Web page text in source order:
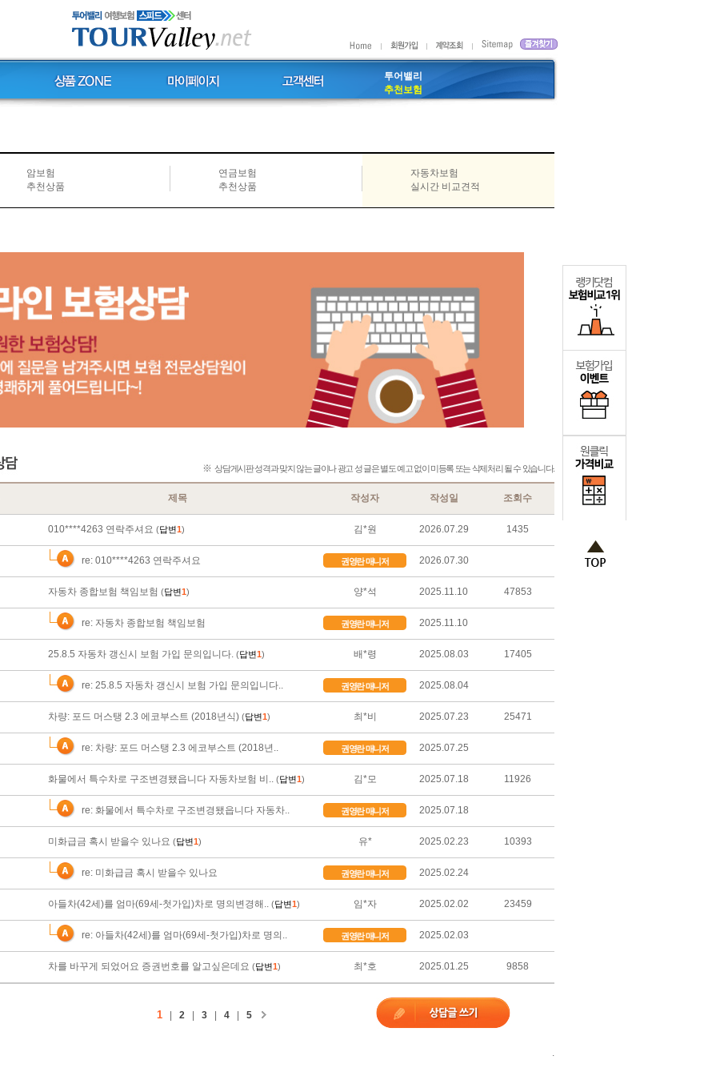
투어밸리
추천보험
암보험
추천상품
연금보험
추천상품
자동차보험
실시간 비교견적
※상담게시판 성격과 맞지 않는 글이나 광고 성 글은 별도 예고 없이 미등록 또는 삭제처리 될 수 있습니다.
제목 작성자 작성일 조회수
010****4263 연락주셔요 (답변1) 김*원 2026.07.29 1435
re: 010****4263 연락주셔요 권영란 매니저 2026.07.30
자동차 종합보험 책임보험 (답변1) 양*석 2025.11.10 47853
re: 자동차 종합보험 책임보험 권영란 매니저 2025.11.10
25.8.5 자동차 갱신시 보험 가입 문의입니다. (답변1) 배*령 2025.08.03 17405
re: 25.8.5 자동차 갱신시 보험 가입 문의입니다.. 권영란 매니저 2025.08.04
차량: 포드 머스탱 2.3 에코부스트 (2018년식) (답변1) 최*비 2025.07.23 25471
re: 차량: 포드 머스탱 2.3 에코부스트 (2018년.. 권영란 매니저 2025.07.25
화물에서 특수차로 구조변경됐읍니다 자동차보험 비.. (답변1) 김*모 2025.07.18 11926
re: 화물에서 특수차로 구조변경됐읍니다 자동차.. 권영란 매니저 2025.07.18
미화급금 혹시 받을수 있나요 (답변1) 유* 2025.02.23 10393
re: 미화급금 혹시 받을수 있나요 권영란 매니저 2025.02.24
아들차(42세)를 엄마(69세-첫가입)차로 명의변경해.. (답변1) 임*자 2025.02.02 23459
re: 아들차(42세)를 엄마(69세-첫가입)차로 명의.. 권영란 매니저 2025.02.03
차를 바꾸게 되었어요 증권번호를 알고싶은데요 (답변1) 최*호 2025.01.25 9858
1| 2| 3| 4| 5
.